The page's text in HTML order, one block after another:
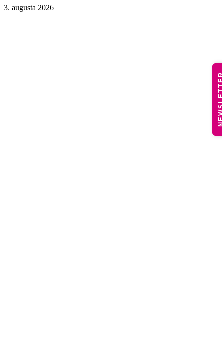
3. augusta 2026